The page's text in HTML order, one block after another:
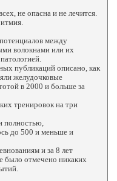
не опасна и не лечится.
между
волокнами или их
публикаций описано, как
желудочковые
в 2000 и больше за
тренировок на три
полностью,
до 500 и меньше и
и за 8 лет
было отмечено никаких